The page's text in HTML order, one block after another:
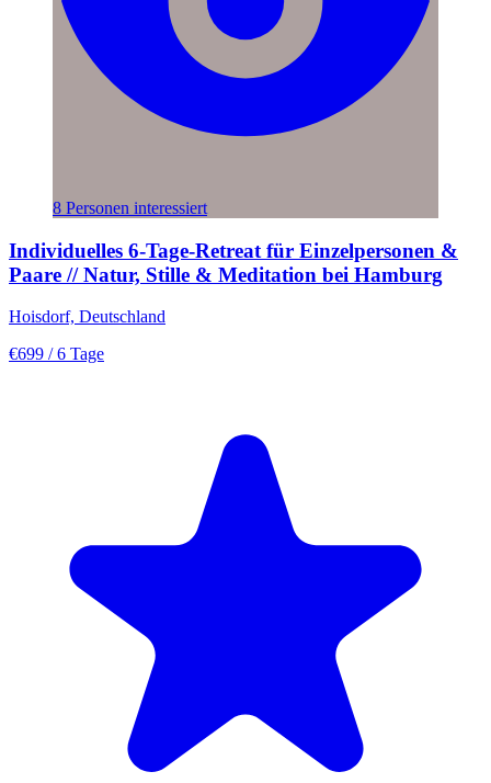
8 Personen interessiert
Individuelles 6-Tage-Retreat für Einzelpersonen &
Paare // Natur, Stille & Meditation bei Hamburg
Hoisdorf, Deutschland
€699 / 6 Tage